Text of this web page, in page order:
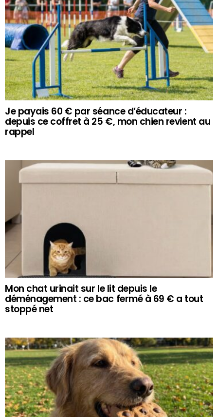
Je payais 60 € par séance d’éducateur :
depuis ce coffret à 25 €, mon chien revient au
rappel
Mon chat urinait sur le lit depuis le
déménagement : ce bac fermé à 69 € a tout
stoppé net